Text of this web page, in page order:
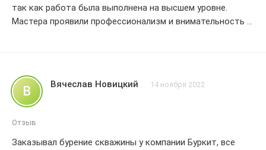
так как работа была выполнена на высшем уровне.
Мастера проявили профессионализм и внимательность к
впечатления. Я осталась очень довольна результатом и
рекомендую всем обратиться в буркит для бурения
скважин. Получила идеальное обслуживание и
В Вячеслав Новицкий 14 ноября 2022
Отзыв
Заказывал бурение скважины у компании Буркит, все